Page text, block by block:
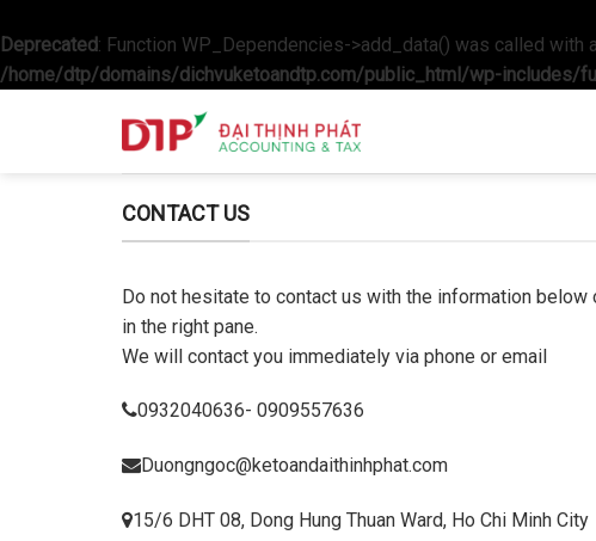
Deprecated: Function WP_Dependencies->add_data() was called with
/home/dtp/domains/dichvuketoandtp.com/public_html/wp-includes/
CONTACT US
Do not hesitate to contact us with the information below
in the right pane.
We will contact you immediately via phone or email
0932040636- 0909557636
Duongngoc@ketoandaithinhphat.com
15/6 DHT 08, Dong Hung Thuan Ward, Ho Chi Minh City